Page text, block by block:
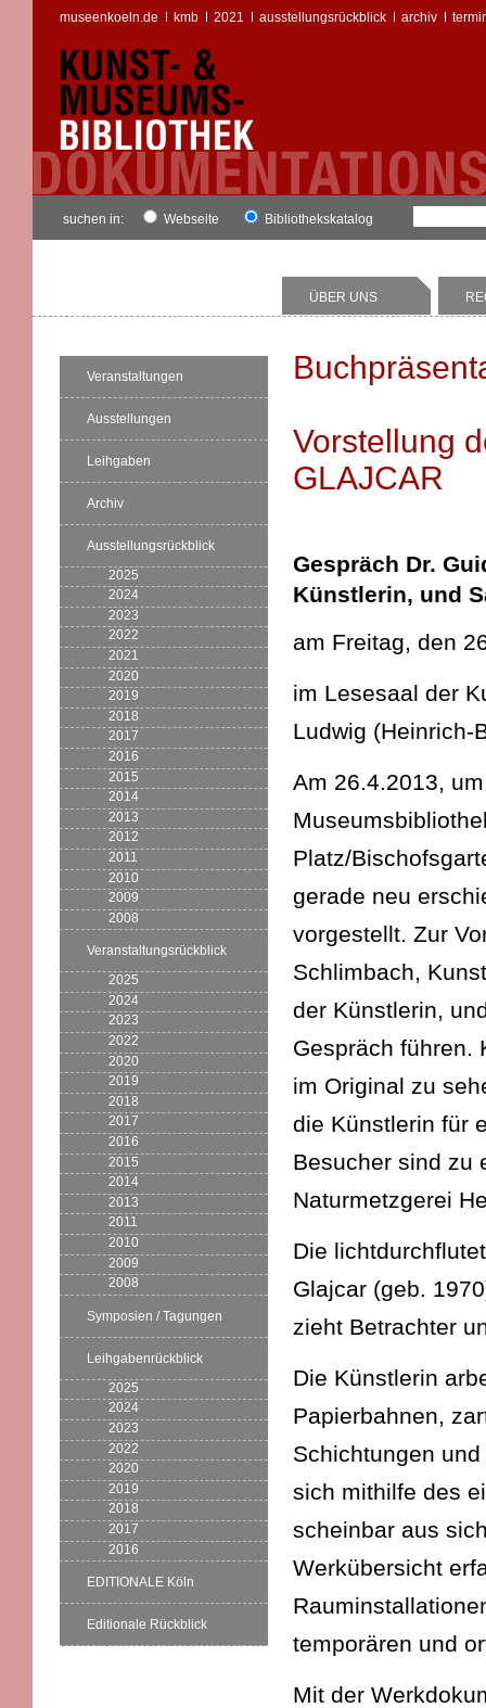
museenkoeln.de kmb 2021 ausstellungsrückblick archiv
suchen in: Webseite Bibliothekskatalog
ÜBER UNS
Veranstaltungen
Ausstellungen
Leihgaben
Archiv
Ausstellungsrückblick
2025
2024
2023
2022
2021
2020
2019
2018
2017
2016
2015
2014
2013
2012
2011
2010
2009
2008
Veranstaltungsrückblick
2025
2024
2023
2022
2020
2019
2018
2017
2016
2015
2014
2013
2011
2010
2009
2008
Symposien / Tagungen
Leihgabenrückblick
2025
2024
2023
2022
2020
2019
2018
2017
2016
EDITIONALE Köln
Editionale Rückblick
Vorstellung
GLAJCAR
Gespräch Dr.
Künstlerin, und
am Freitag, den
im Lesesaal der
Ludwig (Heinrich-
Am 26.4.2013,
Platz/
gerade neu
vorgestellt. Zur
Schlimbach,
der Künstlerin,
Gespräch führen.
im Original zu
die Künstlerin für
Besucher sind zu
Naturmetzgerei
Die
Glajcar (geb.
zieht Betrachter
Die Künstlerin
Papierbahnen,
Schichtungen
sich mithilfe des
scheinbar aus
Werkübersicht
temporären und
Mit der